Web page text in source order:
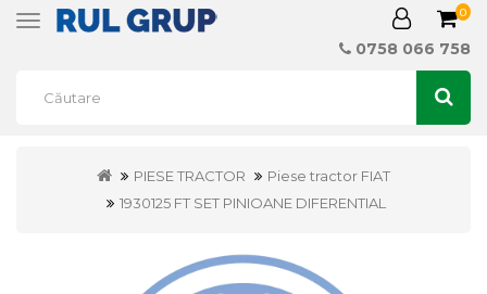
Toggle
0
0758 066 758
PIESE TRACTOR
Piese tractor FIAT
1930125 FT SET PINIOANE DIFERENTIAL